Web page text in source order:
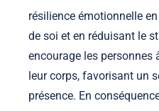
résilience émotionnelle
de soi et en réduisant le
encourage les personnes
leur corps, favorisant un
présence. En